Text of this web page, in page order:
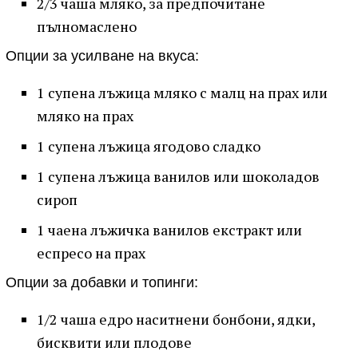
пълномаслено
Опции за усилване на вкуса:
1 супена лъжица мляко с малц на прах или
мляко на прах
1 супена лъжица ягодово сладко
1 супена лъжица ванилов или шоколадов
сироп
1 чаена лъжичка ванилов екстракт или
еспресо на прах
Опции за добавки и топинги:
1/2 чаша едро наситнени бонбони, ядки,
бисквити или плодове